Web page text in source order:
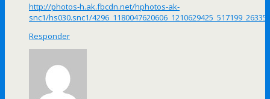
http://photos-h.ak.fbcdn.net/hphotos-ak-
snc1/hs030.snc1/
Responder